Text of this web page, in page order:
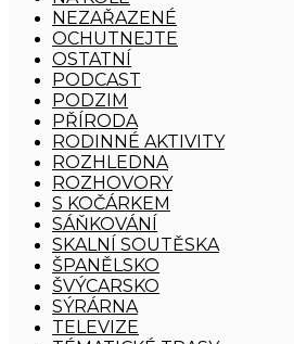
NEZAŘAZENÉ
OCHUTNEJTE
OSTATNÍ
PODCAST
PODZIM
PŘÍRODA
RODINNÉ AKTIVITY
ROZHLEDNA
ROZHOVORY
S KOČÁRKEM
SÁŇKOVÁNÍ
SKALNÍ SOUTĚSKA
ŠPANĚLSKO
ŠVÝCARSKO
SÝRÁRNA
TELEVIZE